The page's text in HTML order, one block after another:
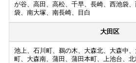
が谷、高田、高松、千早、長崎、西池袋
袋、南大塚、南長崎、目白
大田区
池上、石川町、鵜の木、大森北、大森中
町、大森南、蒲田、蒲田本町、上池台、北